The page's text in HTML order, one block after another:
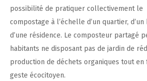
possibilité de pratiquer collectivement le
compostage à l’échelle d’un quartier,
d’une résidence. Le composteur partagé
habitants ne disposant pas de jardin de
production de déchets organiques tout en
geste écocitoyen.